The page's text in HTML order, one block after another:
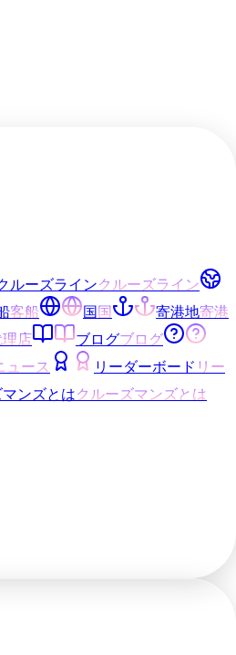
ルーズラインクルーズライン
客船 国国 寄港地寄港
店 ブログブログ
ュース リーダーボード リー
ンズとはクルーズマンズとは